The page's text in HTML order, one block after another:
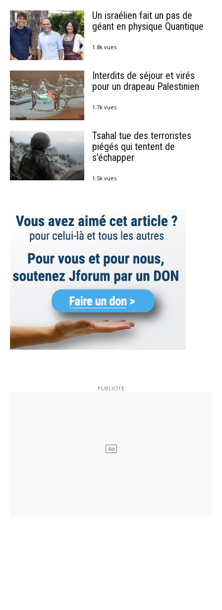
Un israélien fait un pas de
géant en physique Quantique
1.8k vues
Interdits de séjour et virés
pour un drapeau Palestinien
1.7k vues
Tsahal tue des terroristes
piégés qui tentent de
s’échapper
1.5k vues